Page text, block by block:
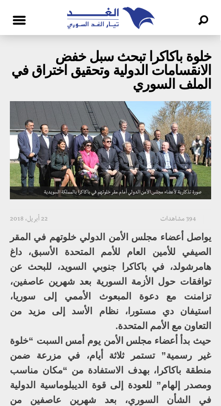
خلوة باكاكرا تبحث سبل خفض
الانقسامات الدولية وتحقيق اختراق في
الملف السوري
صورة تذكارية لأعضاء مجلس الأمن الدولي أمام مقر خلوتهم في باكاكرا بالمملكة السويدية
22 أبريل، 2018 394 مشاهدات
يواصل أعضاء مجلس الأمن الدولي خلوتهم في المقر
الصيفي للأمين العام للأمم المتحدة الأسبق، داغ
هامرشولد، في باكاكرا جنوبي السويد، للبحث عن
توافقات حول الأزمة السورية بعد شهرين عاصفين،
تزامنت مع دعوة المبعوث الأممي إلى سوريا،
استيفان دي مستورا، نظام الأسد إلى مزيد من
التعاون مع الأمم المتحدة.
حيث بدأ أعضاء مجلس الأمن يوم أمس السبت “خلوة
غير رسمية” تستمر ثلاثة أيام، في مزرعة ضمن
منطقة باكاكرا، بهدف الاستفادة من “مكان مناسب
ومصدر إلهام” للعودة إلى قوة الديبلوماسية الدولية
في الشأن السوري، بعد شهرين عاصفين من